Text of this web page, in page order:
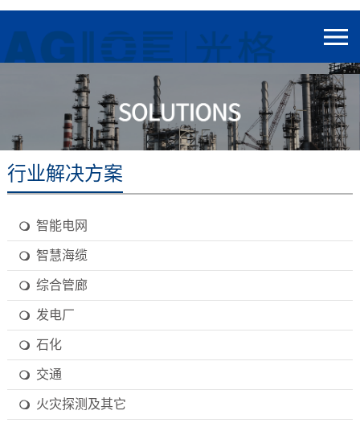
行业解决方案
智能电网
智慧海缆
综合管廊
发电厂
石化
交通
火灾探测及其它